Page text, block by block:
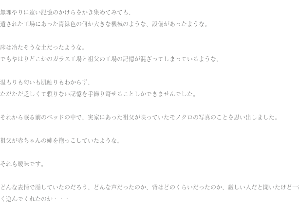
無理やりに遠い記憶のかけらをかき集めてみても、
遺された工場にあった青緑色の何か大きな機械のような、設備があったような。
床は冷たそうな土だったような。
でもやはりどこかのガラス工場と祖父の工場の記憶が混ざってしまっているような。
温もりも匂いも肌触りもわからず、
ただただ乏しくて頼りない記憶を手繰り寄せることしかできませんでした。
それから眠る前のベッドの中で、実家にあった祖父が映っていたモノクロの写真のことを思い出しました。
祖父が赤ちゃんの姉を抱っこしていたような。
それも曖昧です。
どんな表情で話していたのだろう、どんな声だったのか、背はどのくらいだったのか、厳しい人だと聞いたけど
く遊んでくれたのか・・・